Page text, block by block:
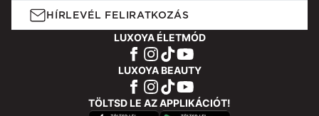
HÍRLEVÉL FELIRATKOZÁS
LUXOYA ÉLETMÓD
LUXOYA BEAUTY
TÖLTSD LE AZ APPLIKÁCIÓT!